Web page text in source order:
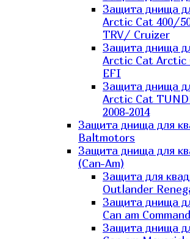
Защита днища
Arctic Cat 400/
TRV/ Cruizer
Защита днища
Arctic Cat Arctic
EFI
Защита днища
Arctic Cat
2008-2014
Защита днища для
Baltmotors
Защита днища для
(Can-Am)
Защита для
Outlander
Защита днища
Can am
Защита днища